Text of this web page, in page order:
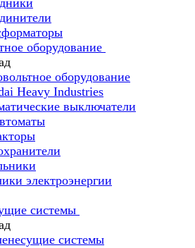
оборудование
оборудование
Heavy Industries
выключатели
электроэнергии
системы
системы